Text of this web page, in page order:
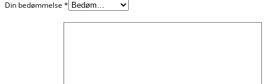
Din bedømmelse *